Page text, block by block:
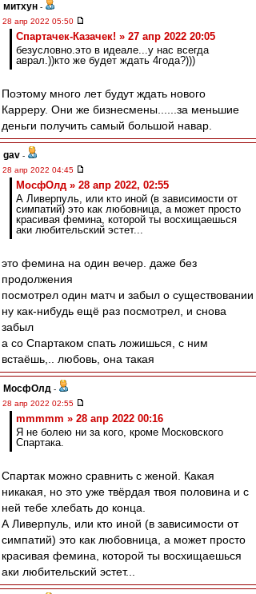
митхун -
28 апр 2022 05:50
Спартачек-Казачек! » 27 апр 2022 20:05
безусловно.это в идеале...у нас всегда
аврал.))кто же будет ждать 4года?)))
Поэтому много лет будут ждать нового
Карреру. Они же бизнесмены......за меньшие
деньги получить самый большой навар.
gav -
28 апр 2022 04:45
МосфОлд » 28 апр 2022, 02:55
А Ливерпуль, или кто иной (в зависимости от
симпатий) это как любовница, а может просто
красивая фемина, которой ты восхищаешься
аки любительский эстет...
это фемина на один вечер. даже без
продолжения
посмотрел один матч и забыл о существовании
ну как-нибудь ещё раз посмотрел, и снова
забыл
а со Спартаком спать ложишься, с ним
встаёшь,.. любовь, она такая
МосфОлд -
28 апр 2022 02:55
mmmmm » 28 апр 2022 00:16
Я не болею ни за кого, кроме Московского
Спартака.
Спартак можно сравнить с женой. Какая
никакая, но это уже твёрдая твоя половина и с
ней тебе хлебать до конца.
А Ливерпуль, или кто иной (в зависимости от
симпатий) это как любовница, а может просто
красивая фемина, которой ты восхищаешься
аки любительский эстет...